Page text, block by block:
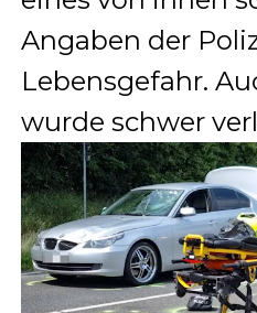
Angaben der
Lebensgefahr.
wurde schwer